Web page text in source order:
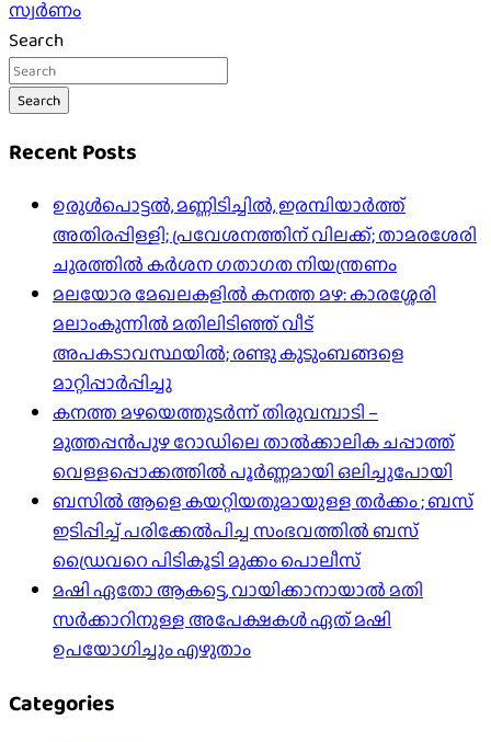
സ്വർണം
Search
Search
Recent Posts
ഉരുൾപൊട്ടൽ, മണ്ണിടിച്ചിൽ, ഇരമ്പിയാര്‍ത്ത്
അതിരപ്പിള്ളി; പ്രവേശനത്തിന് വിലക്ക്; താമരശേരി
ചുരത്തില്‍ കര്‍ശന ഗതാഗത നിയന്ത്രണം
മലയോര മേഖലകളിൽ കനത്ത മഴ: കാരശ്ശേരി
മലാംകുന്നിൽ മതിലിടിഞ്ഞ് വീട്
അപകടാവസ്ഥയിൽ; രണ്ടു കുടുംബങ്ങളെ
മാറ്റിപ്പാർപ്പിച്ചു
കനത്ത മഴയെത്തുടർന്ന് തിരുവമ്പാടി –
മുത്തപ്പൻപുഴ റോഡിലെ താൽക്കാലിക ചപ്പാത്ത്
വെള്ളപ്പൊക്കത്തിൽ പൂർണ്ണമായി ഒലിച്ചുപോയി
ബസിൽ ആളെ കയറ്റിയതുമായുള്ള തർക്കം ; ബസ്
ഇടിപ്പിച്ച് പരിക്കേൽപിച്ച സംഭവത്തിൽ ബസ്
ഡ്രൈവറെ പിടികൂടി മുക്കം പൊലീസ്
മഷി ഏതോ ആകട്ടെ, വായിക്കാനായാൽ മതി​
സർക്കാറിനുള്ള അപേക്ഷകൾ ഏത് മഷി
ഉപയോഗിച്ചും എഴുതാം
Categories